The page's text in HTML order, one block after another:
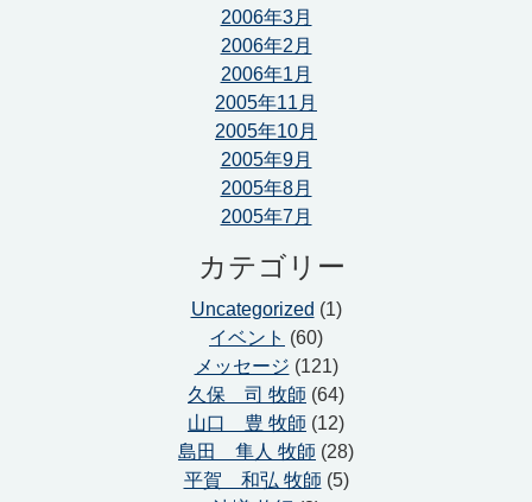
2006年3月
2006年2月
2006年1月
2005年11月
2005年10月
2005年9月
2005年8月
2005年7月
カテゴリー
Uncategorized (1)
イベント (60)
メッセージ (121)
久保 司 牧師 (64)
山口 豊 牧師 (12)
島田 隼人 牧師 (28)
平賀 和弘 牧師 (5)